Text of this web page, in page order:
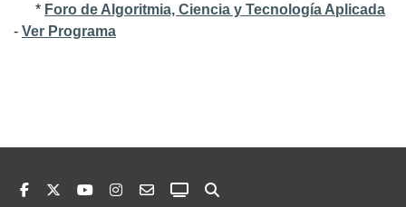
* Foro de Algoritmia, Ciencia y Tecnología Aplicada
- Ver Programa